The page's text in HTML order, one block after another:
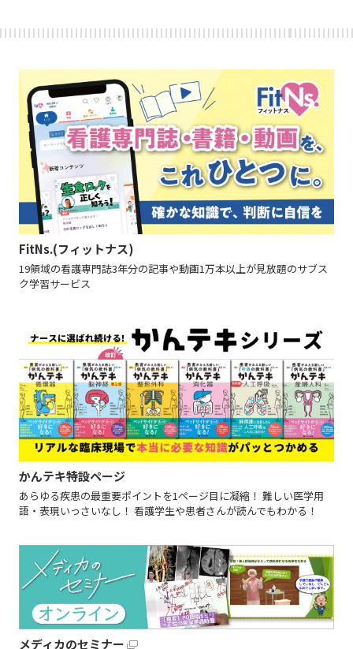
FitNs.(フィットナス)
19領域の看護専門誌3年分の記事や動画1万本以上が見放題のサブス
ク学習サービス
かんテキ特設ページ
あらゆる疾患の最重要ポイントを1ページ目に凝縮！ 難しい医学用
語・表現いっさいなし！ 看護学生や患者さんが読んでもわかる！
メディカのセミナー